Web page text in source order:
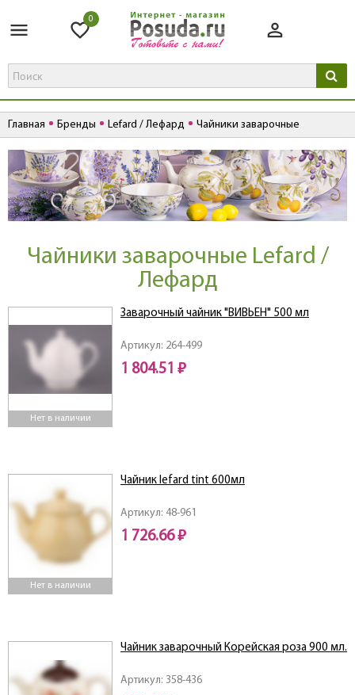
0
Главная Бренды Lefard / Лефард Чайники заварочные
Чайники заварочные Lefard /
Лефард
Нет в наличии
Артикул: 264-499
Заварочный чайник "ВИВЬЕН" 500 мл
1 804.51 ₽
Нет в наличии
Артикул: 48-961
Чайник lefard tint 600мл
1 726.66 ₽
Артикул: 358-436
Чайник заварочный Корейская роза 900 мл.